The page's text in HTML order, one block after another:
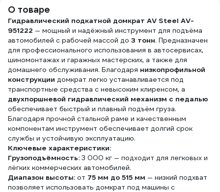
09510
О товаре
Гидравлический подкатной домкрат AV Steel AV-
951222 — мощный и надёжный инструмент для подъёма
автомобилей с рабочей массой до 3 тонн. Предназначен
для профессионального использования в автосервисах,
шиномонтажах и гаражных мастерских, а также для
домашнего обслуживания. Благодаря низкопрофильной
конструкции домкрат легко устанавливается под
транспортные средства с невысоким клиренсом, а
двухпоршневой гидравлический механизм с педалью
обеспечивает быстрый и плавный подъём груза.
Благодаря прочной стальной раме и качественным
компонентам инструмент обеспечивает долгий срок
службы и устойчивую эксплуатацию.
Ключевые характеристики:
Грузоподъёмность: 3 000 кг — подходит для легковых и
лёгких коммерческих автомобилей.
Диапазон высоты: от 75 мм до 515 мм — низкий подхват
позволяет использовать домкрат под машины с